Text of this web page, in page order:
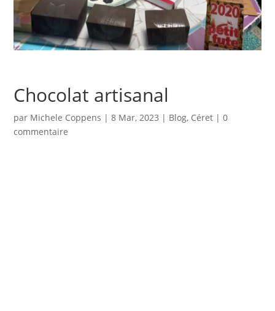
Chocolat artisanal
par Michele Coppens |8 Mar, 2023 | Blog, Céret |0
commentaire